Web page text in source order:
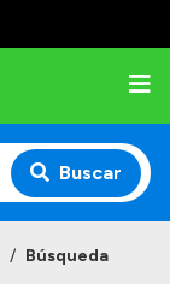
Buscar
/ Búsqueda